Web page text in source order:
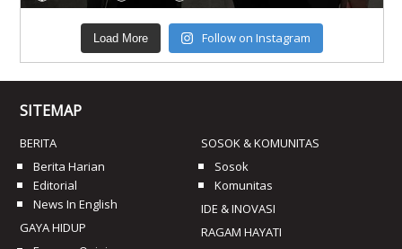
Load More Follow on Instagram
SITEMAP
BERITA
Berita Harian
Editorial
News In English
GAYA HIDUP
SOSOK & KOMUNITAS
Sosok
Komunitas
IDE & INOVASI
RAGAM HAYATI